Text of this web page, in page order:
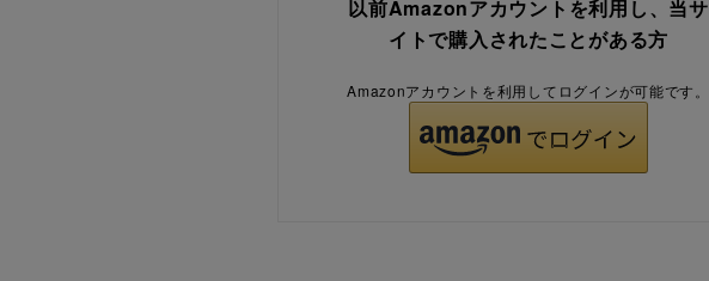
以前Amazonアカウントを利用し、当サ
イトで購入されたことがある方
Amazonアカウントを利用してログインが可能です。